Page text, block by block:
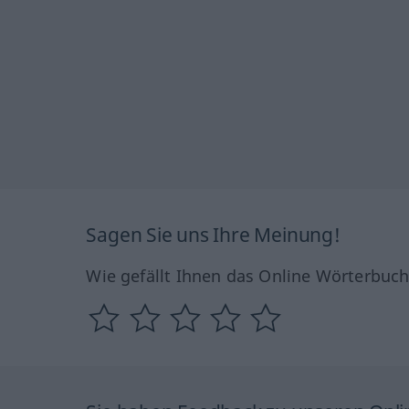
Sagen Sie uns Ihre Meinung!
Wie gefällt Ihnen das Online